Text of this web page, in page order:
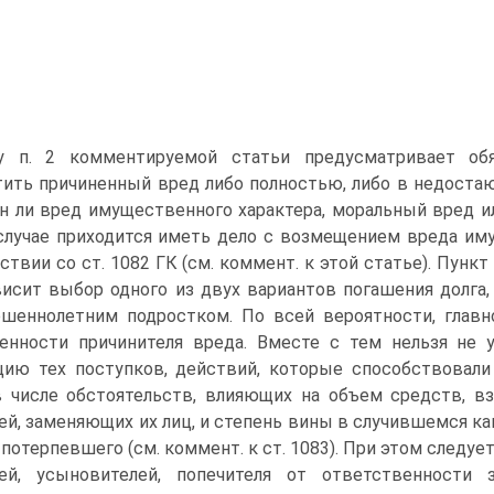
п. 2 комментируемой статьи предусматривает
причиненный вред либо полностью, либо в
ли вред имущественного характера, моральный вред
приходится иметь дело с возмещением вреда
со ст. 1082 ГК (см. коммент. к этой статье).
выбор одного из двух вариантов погашения
подростком. По всей вероятности,
причинителя вреда. Вместе с тем нельзя не
тех поступков, действий, которые
числе обстоятельств, влияющих на объем средств,
заменяющих их лиц, и степень вины в случившемся
(см. коммент. к ст. 1083). При этом
усыновителей, попечителя от